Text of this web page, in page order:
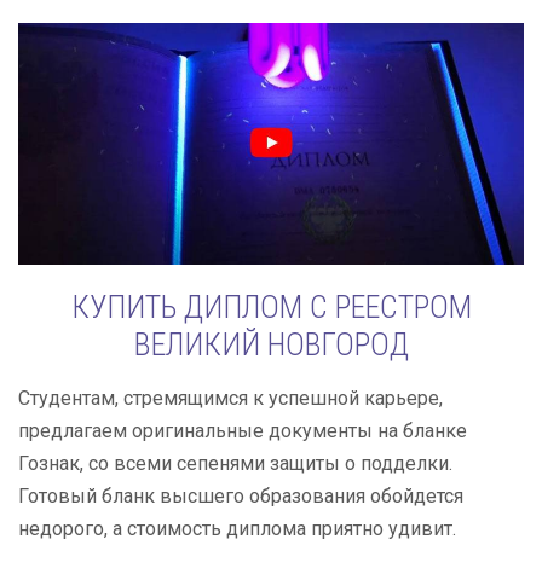
КУПИТЬ ДИПЛОМ С РЕЕСТРОМ
ВЕЛИКИЙ НОВГОРОД
Студентам, стремящимся к успешной карьере,
предлагаем оригинальные документы на бланке
Гознак, со всеми сепенями защиты о подделки.
Готовый бланк высшего образования обойдется
недорого, а стоимость диплома приятно удивит.